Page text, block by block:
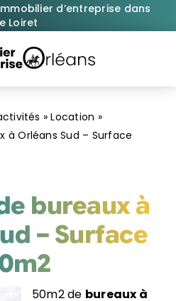
d’entreprise dans
Loiret
»Location »
à Orléans Sud – Surface
bureaux à
– Surface
50m2 de bureaux à